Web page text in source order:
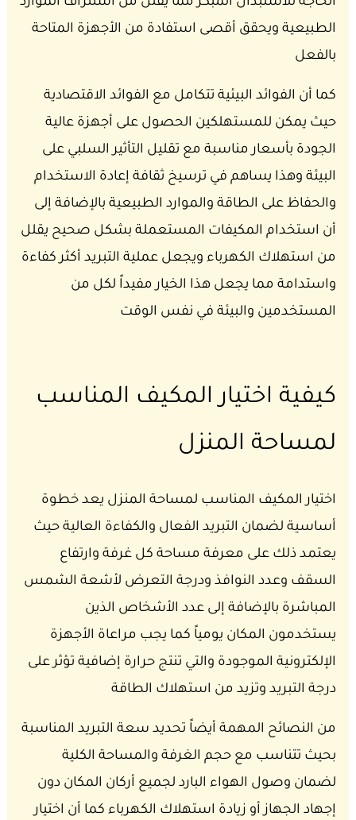
الطبيعية ويحقق أقصى استفادة من الأجهزة المتاحة
بالفعل
كما أن الفوائد البيئية تتكامل مع الفوائد الاقتصادية
حيث يمكن للمستهلكين الحصول على أجهزة عالية
الجودة بأسعار مناسبة مع تقليل التأثير السلبي على
البيئة وهذا يساهم في ترسيخ ثقافة إعادة الاستخدام
والحفاظ على الطاقة والموارد الطبيعية بالإضافة إلى
أن استخدام المكيفات المستعملة بشكل صحيح يقلل
من استهلاك الكهرباء ويجعل عملية التبريد أكثر كفاءة
واستدامة مما يجعل هذا الخيار مفيداً لكل من
المستخدمين والبيئة في نفس الوقت
كيفية اختيار المكيف المناسب
لمساحة المنزل
اختيار المكيف المناسب لمساحة المنزل يعد خطوة
أساسية لضمان التبريد الفعال والكفاءة العالية حيث
يعتمد ذلك على معرفة مساحة كل غرفة وارتفاع
السقف وعدد النوافذ ودرجة التعرض لأشعة الشمس
المباشرة بالإضافة إلى عدد الأشخاص الذين
يستخدمون المكان يومياً كما يجب مراعاة الأجهزة
الإلكترونية الموجودة والتي تنتج حرارة إضافية تؤثر على
درجة التبريد وتزيد من استهلاك الطاقة
من النصائح المهمة أيضاً تحديد سعة التبريد المناسبة
بحيث تتناسب مع حجم الغرفة والمساحة الكلية
لضمان وصول الهواء البارد لجميع أركان المكان دون
إجهاد الجهاز أو زيادة استهلاك الكهرباء كما أن اختيار